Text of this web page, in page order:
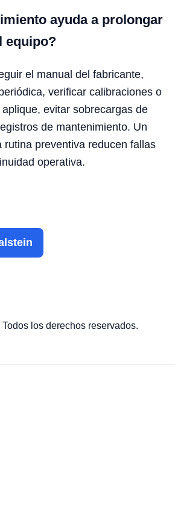
ayuda a prolongar
equipo?
el manual del fabricante,
verificar calibraciones o
evitar sobrecargas de
de mantenimiento. Un
rutina preventiva reducen fallas
operativa.
los derechos reservados.